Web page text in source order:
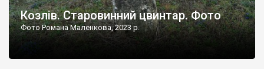
Козлів. Старовинний цвинтар. Фото
Фото Романа Маленкова, 2023 р.